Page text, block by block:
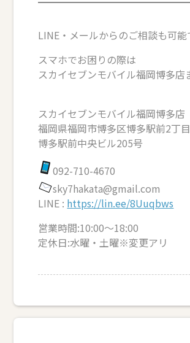
LINE・メールからのご相談も可能
スマホでお困りの際は
スカイセブンモバイル福岡博多店
スカイセブンモバイル福岡博多店
福岡県福岡市博多区博多駅前2丁
博多駅前中央ビル205号
092-710-4670
sky7hakata@gmail.com
LINE : https://lin.ee/8Uuqbws
営業時間:10:00～18:00
定休日:水曜・土曜※変更アリ